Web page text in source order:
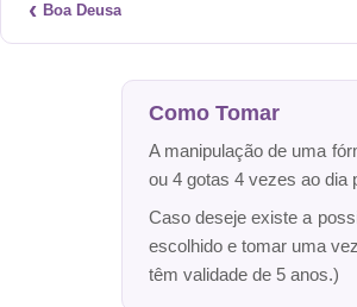
‹ Boa Deusa
Como Tomar
A manipulação de uma
ou 4 gotas 4 vezes ao dia
Caso deseje existe a
escolhido e tomar uma
têm validade de 5 anos.)